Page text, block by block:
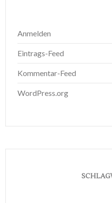
Anmelden
Eintrags-Feed
Kommentar-Feed
WordPress.org